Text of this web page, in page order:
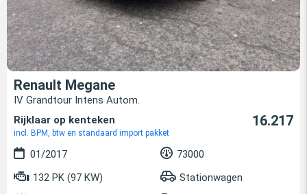
Renault Megane
IV Grandtour Intens Autom.
Rijklaar op kenteken
incl. BPM, btw en standaard import pakket
16.217
01/2017
73000
132 PK (97 KW)
Stationwagen